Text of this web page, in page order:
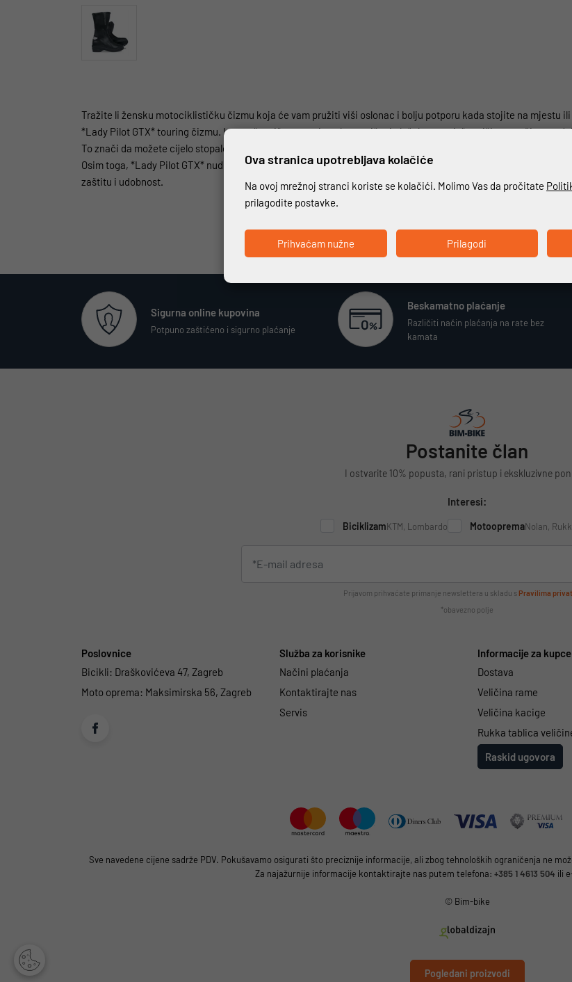
Tražite li žensku motociklističku čizmu koja će vam pružiti viši oslonac i bolju potporu kada stojite na mjestu
*Lady Pilot GTX* touring čizmu. Ima nešto višu potpeticu plus povišeni uložak na peti, što nižim vozačicama
To znači da možete cijelo stopalo osloniti na tlo, tako da više ne pokušavate održavati ravnotežu na prstima.
Osim toga, *Lady Pilot GTX* nudi udobnost i praktičnost koju očekujete od "normalnih" touring čizama, npr.
zaštitu i udobnost.
Pogledani proizvodi
Sigurna online kupovina
Potpuno zaštićeno i sigurno plaćanje
Beskamatno plaćanje
Različiti način plaćanja na rate bez
kamata
Postanite član
I ostvarite 10% popusta, rani pristup i ekskluzivne
Interesi:
BiciklizamKTM, Lombardo MotoopremaNolan,
Prijavom prihvaćate primanje newslettera u skladu s Pravilima
*obavezno polje
Poslovnice
Bicikli: Draškovićeva 47, Zagreb
Moto oprema: Maksimirska 56, Zagreb
Služba za korisnike
Načini plaćanja
Kontaktirajte nas
Servis
Informacije za kupce
Dostava
Veličina rame
Veličina kacige
Rukka tablica
Raskid ugovora
Sve navedene cijene sadrže PDV. Pokušavamo osigurati što preciznije informacije, ali zbog tehnoloških ograničenja ne
Za najažurnije informacije kontaktirajte nas putem telefona: +385 1 4613 504 ili
© Bim-bike
Ova stranica upotrebljava kolačiće
Na ovoj mrežnoj stranci koriste se kolačići. Molimo Vas da pročitate
prilagodite postavke.
Prihvaćam nužne Prilagodi